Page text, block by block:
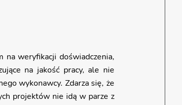
weryfikacji doświadczenia,
na jakość pracy, ale nie
wykonawcy. Zdarza się, że
projektów nie idą w parze z